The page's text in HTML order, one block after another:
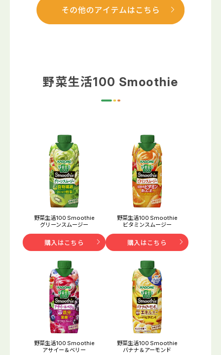
野菜生活100 Smoothie
野菜生活100 Smoothie
グリーンスムージー
購入はこちら
野菜生活100 Smoothie
ビタミンスムージー
購入はこちら
野菜生活100 Smoothie
アサイー＆ベリー
野菜生活100 Smoothie
バナナ＆アーモンド